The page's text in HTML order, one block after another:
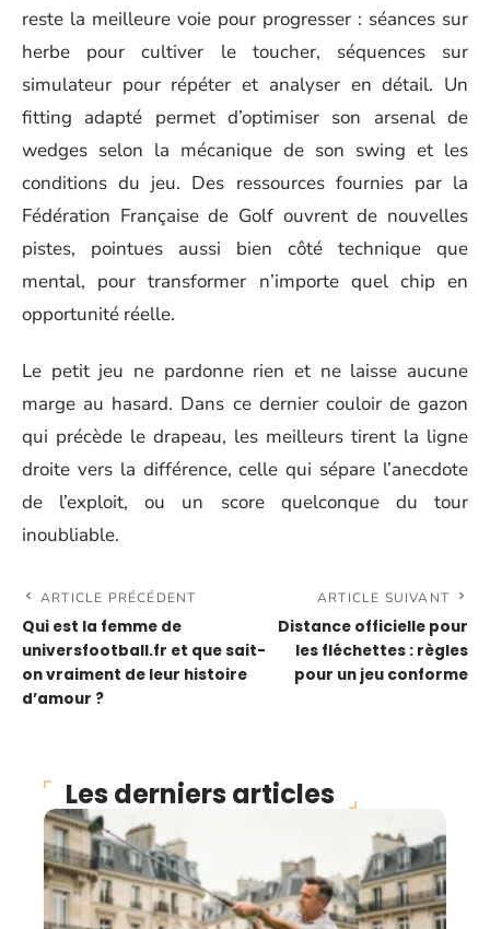
reste la meilleure voie pour progresser : séances sur
herbe pour cultiver le toucher, séquences sur
simulateur pour répéter et analyser en détail. Un
fitting adapté permet d’optimiser son arsenal de
wedges selon la mécanique de son swing et les
conditions du jeu. Des ressources fournies par la
Fédération Française de Golf ouvrent de nouvelles
pistes, pointues aussi bien côté technique que
mental, pour transformer n’importe quel chip en
opportunité réelle.
Le petit jeu ne pardonne rien et ne laisse aucune
marge au hasard. Dans ce dernier couloir de gazon
qui précède le drapeau, les meilleurs tirent la ligne
droite vers la différence, celle qui sépare l’anecdote
de l’exploit, ou un score quelconque du tour
inoubliable.
ARTICLE PRÉCÉDENT
Qui est la femme de
universfootball.fr et que sait-
on vraiment de leur histoire
d’amour ?
ARTICLE SUIVANT
Distance officielle pour
les fléchettes : règles
pour un jeu conforme
Les derniers articles